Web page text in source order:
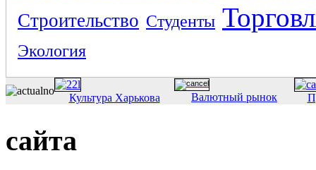
Строительство Студенты
Экология
Культура Харькова Валютный рынок
сайта